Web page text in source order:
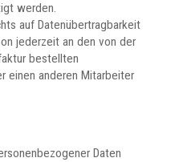
werden.
auf Datenübertragbarkeit
jederzeit an den von der
bestellten
einen anderen Mitarbeiter
Daten